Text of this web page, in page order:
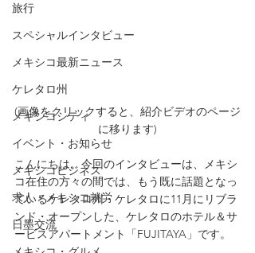
旅行
スペシャルインタビュー
メキシコ最新ニュース
ケレタロ州
メキシコシティ
イベント・お知らせ
メキシコビジネス
求人・メキシコ就労
日墨交流
(画像をクリックすると、紹介ビデオのページ
に移ります)
こんにちは。今回のインタビューは、メキシ
コ在住の方々の間では、もう既に話題となっ
ているケレタロ州・ケレタロに11月にリブラ
ンド・オープンした、ケレタロのホテル＆サ
ービスアパートメント「FUJITAYA」です。